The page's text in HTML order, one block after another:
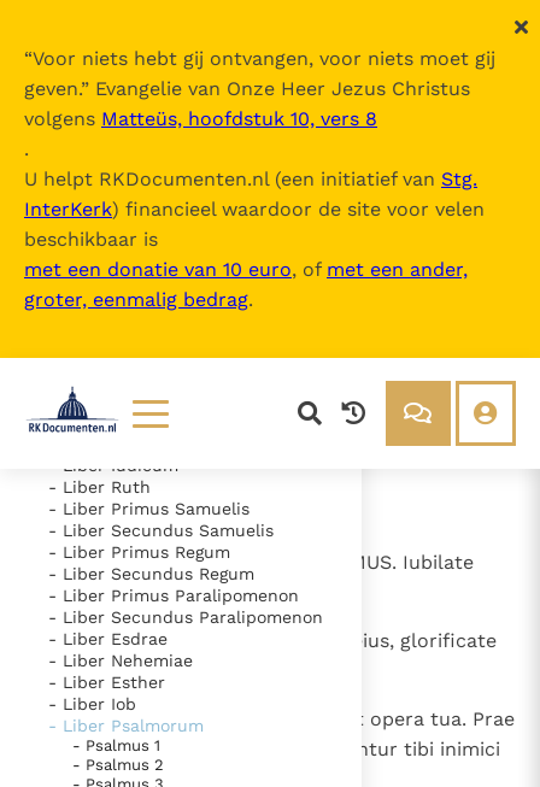
“Voor niets hebt gij ontvangen, voor niets moet gij
geven.” Evangelie van Onze Heer Jezus Christus
volgens Matteüs, hoofdstuk 10, vers 8
.
U helpt RKDocumenten.nl (een initiatief van Stg.
InterKerk) financieel waardoor de site voor velen
beschikbaar is
met een donatie van 10 euro, of met een ander,
groter, eenmalig bedrag.
Lezen
Documenten
Bijbel
Thema’s
Berichten
Denzinger
Over ons
Nieuwsbrief
Gebruiksvoorwaarden
Nieuwste Documenten
5. Het gebed van de Kerk
In Christus wordt onze honger vervuld
Nova Vulgata
Inhoudsopgave
uitklappen
- Vetus Testamentum
- Liber Exodus
- Liber Numeri
- Liber Deuteronomii
- Liber Iudicum
- Liber Ruth
- Liber Primus Samuelis
- Liber Secundus Samuelis
- Liber Primus Regum
- Liber Secundus Regum
- Liber Primus Paralipomenon
- Liber Secundus Paralipomenon
- Liber Esdrae
- Liber Nehemiae
- Liber Esther
- Liber Iob
- Liber Psalmorum
- Psalmus 1
- Psalmus 2
- Psalmus 66 (65)
Magistro chori. Canticum. PSALMUS. Iubilate
Deo, omnis terra,
psalmum dicite gloriae nominis eius, glorificate
laudem eius.
Dicite Deo: " Quam terribilia sunt opera tua. Prae
multitudine virtutis tuae blandientur tibi inimici
tui.